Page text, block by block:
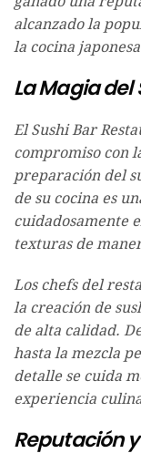
alcanzado la
la cocina
La Magia del
El Sushi Bar
compromiso con
preparación del
de su cocina es
cuidadosamente
texturas de
Los chefs del
la creación de
de alta calidad.
hasta la mezcla
detalle se cuida
experiencia
Reputación